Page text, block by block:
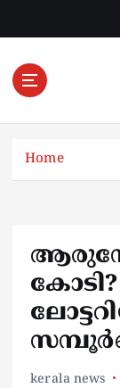
Home
കോടി?
kerala news